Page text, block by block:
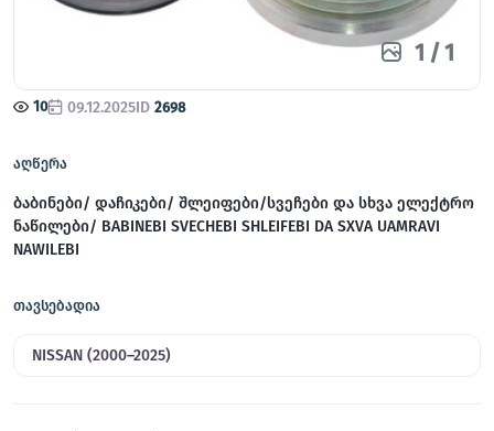
1 /1
10 09.12.2025ID 2698
აღწერა
ბაბინები/ დაჩიკები/ შლეიფები/სვეჩები და სხვა ელექტრო
ნაწილები/ BABINEBI SVECHEBI SHLEIFEBI DA SXVA UAMRAVI
NAWILEBI
თავსებადია
NISSAN (2000–2025)